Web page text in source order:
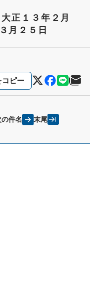
正１３年２月
月２５日
コピー
の件名 末尾